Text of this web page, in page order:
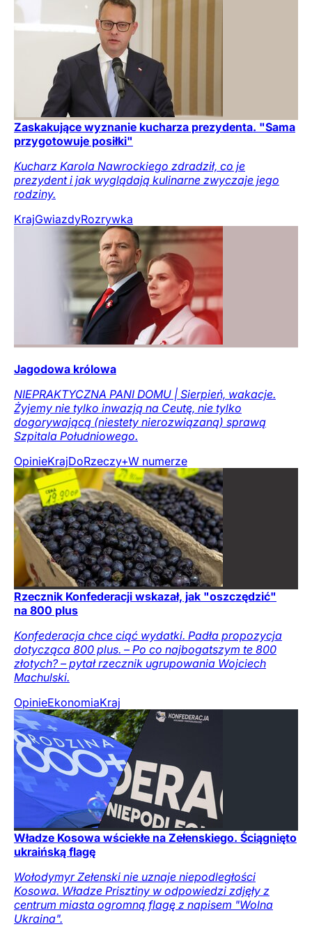
Zaskakujące wyznanie kucharza prezydenta. "Sama
przygotowuje posiłki"
Kucharz Karola Nawrockiego zdradził, co je
prezydent i jak wyglądają kulinarne zwyczaje jego
rodziny.
KrajGwiazdyRozrywka
Jagodowa królowa
NIEPRAKTYCZNA PANI DOMU | Sierpień, wakacje.
Żyjemy nie tylko inwazją na Ceutę, nie tylko
dogorywającą (niestety nierozwiązaną) sprawą
Szpitala Południowego.
OpinieKrajDoRzeczy+W numerze
Rzecznik Konfederacji wskazał, jak "oszczędzić"
na 800 plus
Konfederacja chce ciąć wydatki. Padła propozycja
dotycząca 800 plus. – Po co najbogatszym te 800
złotych? – pytał rzecznik ugrupowania Wojciech
Machulski.
OpinieEkonomiaKraj
Władze Kosowa wściekłe na Zełenskiego. Ściągnięto
ukraińską flagę
Wołodymyr Zełenski nie uznaje niepodległości
Kosowa. Władze Prisztiny w odpowiedzi zdjęły z
centrum miasta ogromną flagę z napisem "Wolna
Ukraina".